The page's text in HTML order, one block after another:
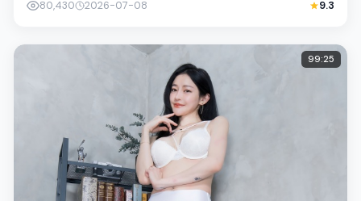
80,430 2026-07-08 9.3
99:25